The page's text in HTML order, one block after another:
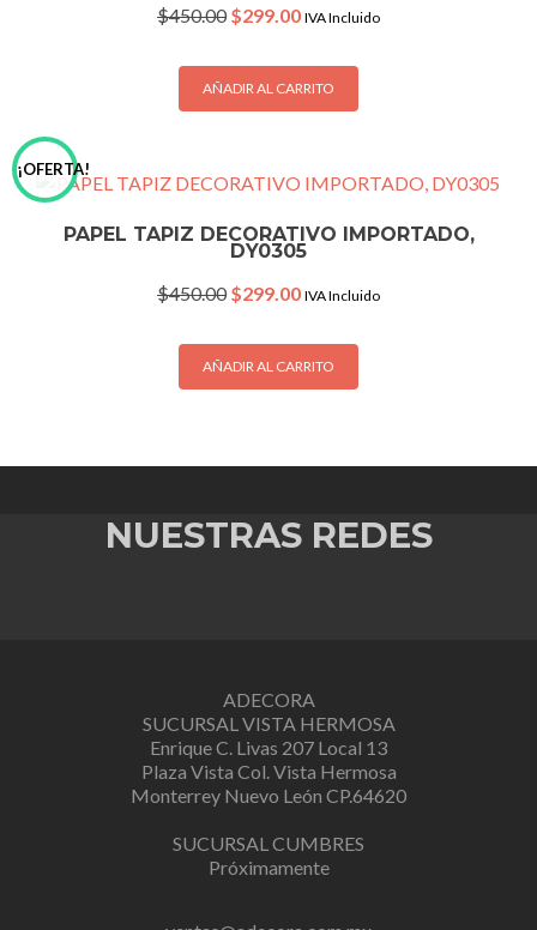
$450.00 Original
was:
$450.00.
$299.00Current
is:
$299.00.
IVA Incluido
AÑADIR AL CARRITO
¡OFERTA!
PAPEL TAPIZ DECORATIVO IMPORTADO,
DY0305
$450.00 Original
was:
$450.00.
$299.00Current
is:
$299.00.
IVA Incluido
AÑADIR AL CARRITO
NUESTRAS REDES
ADECORA
SUCURSAL VISTA HERMOSA
Enrique C. Livas 207 Local 13
Plaza Vista Col. Vista Hermosa
Monterrey Nuevo León CP.64620
SUCURSAL CUMBRES
Próximamente